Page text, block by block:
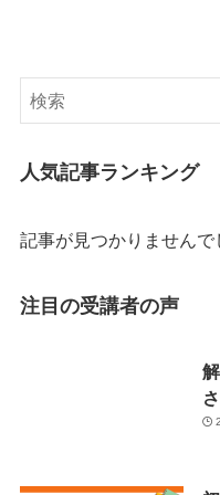
人気記事ランキング
記事が見つかりませんで
注目の受講者の声